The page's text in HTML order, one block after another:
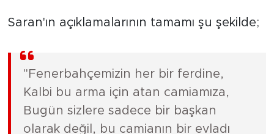
Saran'ın açıklamalarının tamamı şu şekilde;
"Fenerbahçemizin her bir ferdine,
Kalbi bu arma için atan camiamıza,
Bugün sizlere sadece bir başkan
olarak değil, bu camianın bir evladı